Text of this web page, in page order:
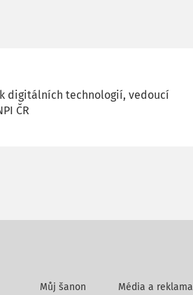
digitálních technologií, vedoucí
ČR
Můj šanon Média a reklama